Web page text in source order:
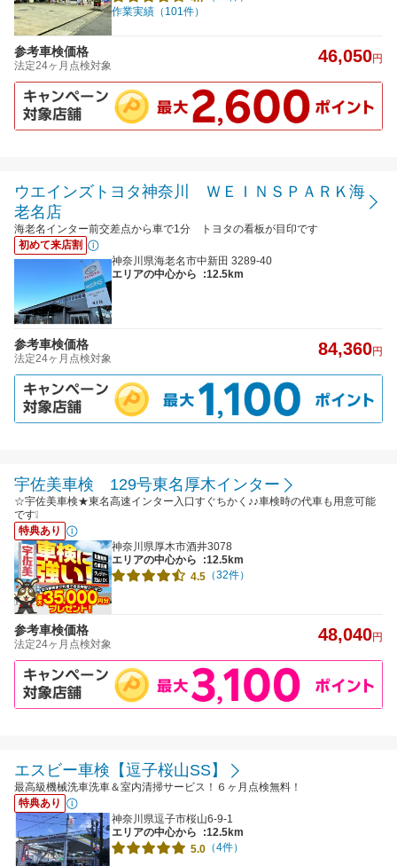
作業実績（101件）
参考車検価格
法定24ヶ月点検対象 46,050円
ウエインズトヨタ神奈川 ＷＥＩＮＳＰＡＲＫ海
老名店
海老名インター前交差点から車で1分 トヨタの看板が目印です
初めて来店割
神奈川県海老名市中新⽥ 3289-40
エリアの中心から
:12.5km
参考車検価格
法定24ヶ月点検対象 84,360円
宇佐美車検 129号東名厚木インター
☆宇佐美車検★東名高速インター入口すぐちかく♪♪車検時の代車も用意可能
です❕
特典あり
神奈川県厚木市酒井3078
エリアの中心から
:12.5km
4.5 （32件）
参考車検価格
法定24ヶ月点検対象 48,040円
エスビー車検【逗子桜山SS】
最高級機械洗車洗車＆室内清掃サービス！６ヶ月点検無料！
特典あり
神奈川県逗子市桜山6-9-1
エリアの中心から
:12.5km
5.0 （4件）